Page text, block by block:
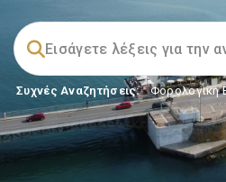
Συχνές Αναζητήσεις: Φορολογικη